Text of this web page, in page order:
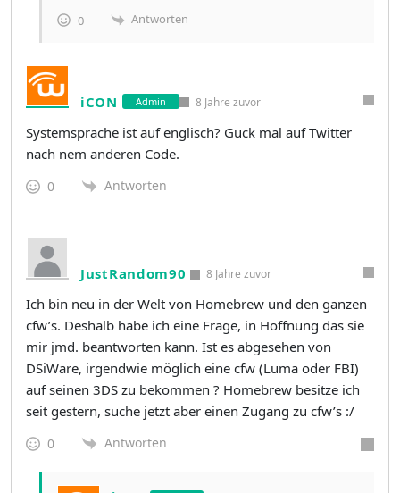
0 Antworten
iCON Admin 8 Jahre zuvor
Systemsprache ist auf englisch? Guck mal auf Twitter
nach nem anderen Code.
0 Antworten
JustRandom90 8 Jahre zuvor
Ich bin neu in der Welt von Homebrew und den ganzen
cfw’s. Deshalb habe ich eine Frage, in Hoffnung das sie
mir jmd. beantworten kann. Ist es abgesehen von
DSiWare, irgendwie möglich eine cfw (Luma oder FBI)
auf seinen 3DS zu bekommen ? Homebrew besitze ich
seit gestern, suche jetzt aber einen Zugang zu cfw’s :/
0 Antworten